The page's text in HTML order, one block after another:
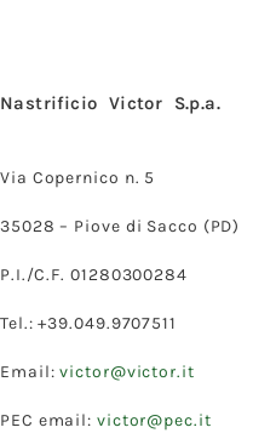
Nastrificio Victor S.p.a.
Via Copernico n. 5
35028 – Piove di Sacco (PD)
P.I./C.F. 01280300284
Tel.: +39.049.9707511
Email:victor@victor.it
PEC email: victor@pec.it